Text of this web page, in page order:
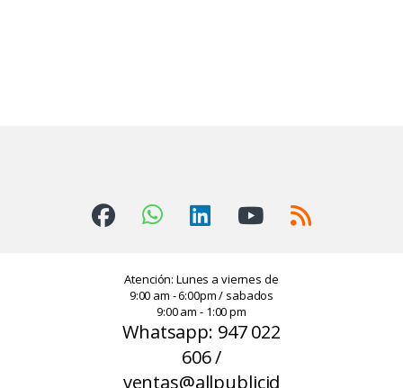
Atención: Lunes a viernes de
9:00 am - 6:00pm / sabados
9:00 am - 1:00 pm
Whatsapp: 947 022
606 /
ventas@allpublicid